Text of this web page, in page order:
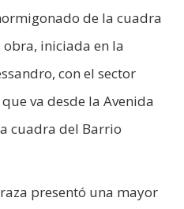
de la cuadra
iniciada en la
con el sector
va desde la Avenida
cuadra del Barrio
presentó una mayor